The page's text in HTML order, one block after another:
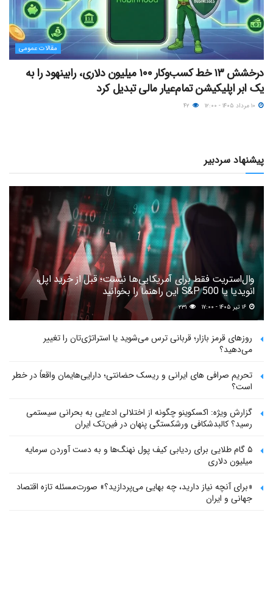
مقالات عمومی
درخشش ۱۳ خط کسب‌وکار ۱۰۰ میلیون دلاری، رابینهود را به
یک ابر اپلیکیشن تمام‌عیار مالی تبدیل کرد
پیشنهاد سردبیر
وال‌استریت فقط برای آمریکایی‌ها نیست؛ قبل از خرید اپل،
انویدیا یا S&P 500 این راهنما را بخوانید
۲۳۱
روزهای قرمز بازار؛ قربانی ترس می‌شوید یا استراتژی‌تان را تغییر
می‌دهید؟
تحریم صرافی های ایرانی و ریسک حضانتی؛ دارایی‌هایمان واقعاً در خطر
است؟
گزارش ویژه: اکسکوینو چگونه از اختلالی ادعایی به بحرانی سیستمی
رسید؟ کالبدشکافی ورشکستگی پنهان در فین‌تک ایران
۵ گام طلایی برای ردیابی کیف پول‌ نهنگ‌ها و به دست آوردن سرمایه
میلیون دلاری
«برای آنچه نیاز دارید، چه بهایی می‌پردازید؟» صورت‌مسئله تازه اقتصاد
جهانی و ایران